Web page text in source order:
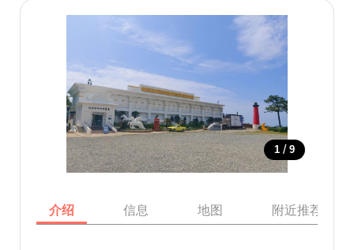
1 / 9
介绍 信息 地图 附近推荐景点